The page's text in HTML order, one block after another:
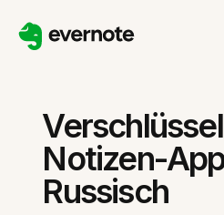
Notizen-
Russisch